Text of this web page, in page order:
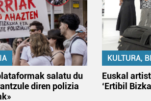
salatu du
diren polizia
KULTURA,
Euskal
‘Ertibil